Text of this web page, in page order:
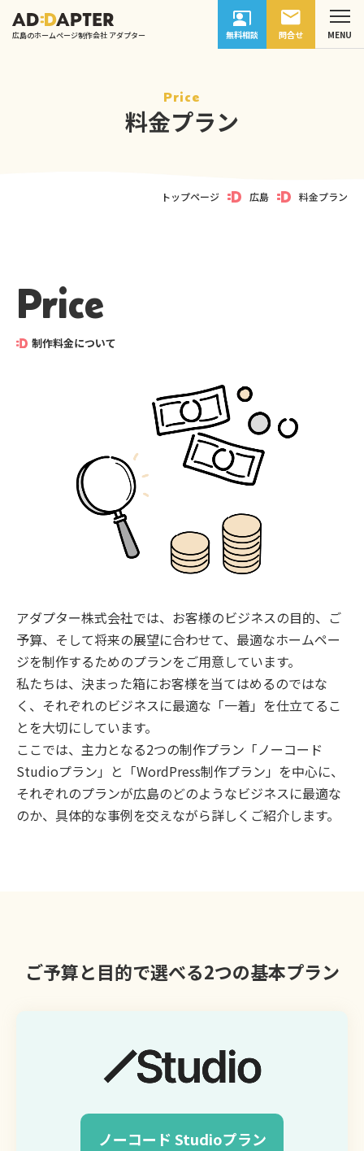
広島のホームページ制作会社 アダプター 無料相談 問合せ
Price
料金プラン
トップページ 広島 料金プラン
Price
制作料金について
アダプター株式会社では、お客様のビジネスの目的、ご
予算、そして将来の展望に合わせて、最適なホームペー
ジを制作するためのプランをご用意しています。
私たちは、決まった箱にお客様を当てはめるのではな
く、それぞれのビジネスに最適な「一着」を仕立てるこ
とを大切にしています。
ここでは、主力となる2つの制作プラン「ノーコード
Studioプラン」と「WordPress制作プラン」を中心に、
それぞれのプランが広島のどのようなビジネスに最適な
のか、具体的な事例を交えながら詳しくご紹介します。
ご予算と目的で選べる2つの基本プラン
ノーコード Studioプラン